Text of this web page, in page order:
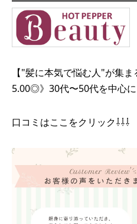
【"髪に本気で悩む人"が集
5.00◎》30代〜50代を中心に
口コミはここをクリック⇩⇩⇩